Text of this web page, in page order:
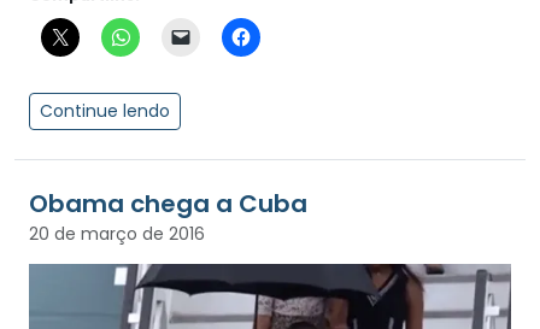
Continue lendo
Obama chega a Cuba
20 de março de 2016